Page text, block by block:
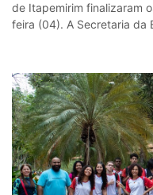
de Itapemirim finalizaram
feira (04). A Secretaria da